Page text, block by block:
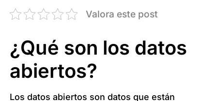
Valora este post
¿Qué son los datos
abiertos?
Los datos abiertos son datos que están